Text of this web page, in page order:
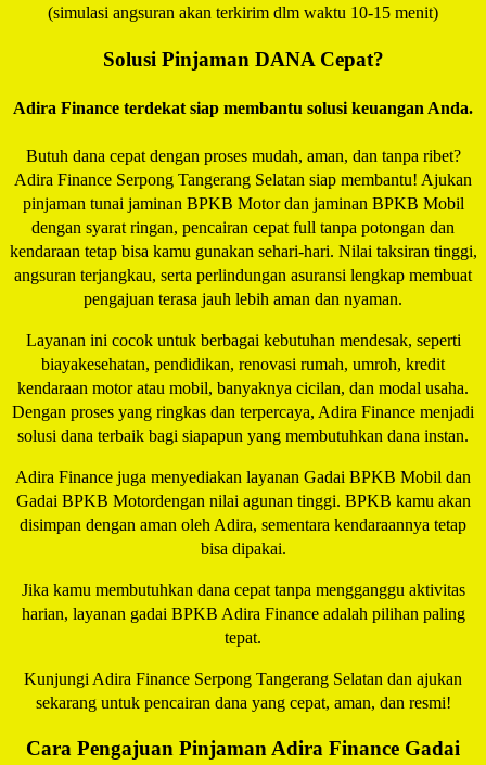
(simulasi angsuran akan terkirim dlm waktu 10-15 menit)
Solusi Pinjaman DANA Cepat?
Adira Finance terdekat siap membantu solusi keuangan Anda.
Butuh dana cepat dengan proses mudah, aman, dan tanpa ribet?
Adira Finance Serpong Tangerang Selatan siap membantu! Ajukan
pinjaman tunai jaminan BPKB Motor dan jaminan BPKB Mobil
dengan syarat ringan, pencairan cepat full tanpa potongan dan
kendaraan tetap bisa kamu gunakan sehari-hari. Nilai taksiran tinggi,
angsuran terjangkau, serta perlindungan asuransi lengkap membuat
pengajuan terasa jauh lebih aman dan nyaman.
Layanan ini cocok untuk berbagai kebutuhan mendesak, seperti
biayakesehatan, pendidikan, renovasi rumah, umroh, kredit
kendaraan motor atau mobil, banyaknya cicilan, dan modal usaha.
Dengan proses yang ringkas dan terpercaya, Adira Finance menjadi
solusi dana terbaik bagi siapapun yang membutuhkan dana instan.
Adira Finance juga menyediakan layanan Gadai BPKB Mobil dan
Gadai BPKB Motordengan nilai agunan tinggi. BPKB kamu akan
disimpan dengan aman oleh Adira, sementara kendaraannya tetap
bisa dipakai.
Jika kamu membutuhkan dana cepat tanpa mengganggu aktivitas
harian, layanan gadai BPKB Adira Finance adalah pilihan paling
tepat.
Kunjungi Adira Finance Serpong Tangerang Selatan dan ajukan
sekarang untuk pencairan dana yang cepat, aman, dan resmi!
Cara Pengajuan Pinjaman Adira Finance Gadai